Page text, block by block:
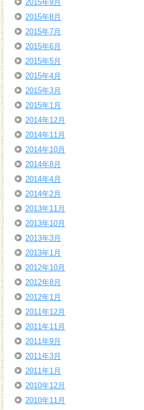
2015年9月
2015年8月
2015年7月
2015年6月
2015年5月
2015年4月
2015年3月
2015年1月
2014年12月
2014年11月
2014年10月
2014年8月
2014年4月
2014年2月
2013年11月
2013年10月
2013年3月
2013年1月
2012年10月
2012年8月
2012年1月
2011年12月
2011年11月
2011年9月
2011年3月
2011年1月
2010年12月
2010年11月